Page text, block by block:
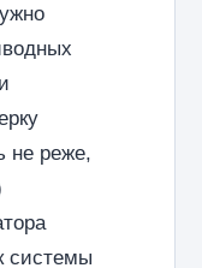
не реже,
системы